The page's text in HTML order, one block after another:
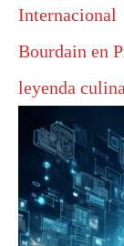
Internacional
Bourdain en
leyenda